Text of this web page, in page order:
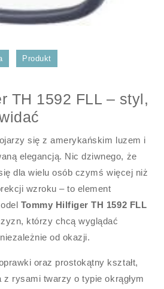
Produkt
TH 1592 FLL – styl,
się z amerykańskim luzem i
elegancją. Nic dziwnego, że
dla wielu osób czymś więcej niż
wzroku – to element
Tommy Hilfiger TH 1592 FLL
którzy chcą wyglądać
od okazji.
oraz prostokątny kształt,
z rysami twarzy o typie okrągłym